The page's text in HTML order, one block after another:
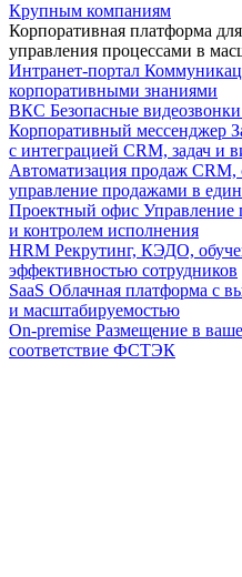
Крупным компаниям
Корпоративная платформа
управления процессами в
Интранет-портал
корпоративными знаниями
ВКС Безопасные
Корпоративный мессенджер
с интеграцией CRM, задач и
Автоматизация продаж CRM,
управление продажами в
Проектный офис Управление
и контролем исполнения
HRM Рекрутинг, КЭДО,
эффективностью сотрудников
SaaS Облачная платформа с
и масштабируемостью
On-premise Размещение в
соответствие ФСТЭК